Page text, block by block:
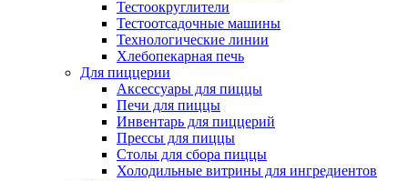
Тестоокруглители
Тестоотсадочные машины
Технологические линии
Хлебопекарная печь
Для пиццерии
Аксессуары для пиццы
Печи для пиццы
Инвентарь для пиццерий
Прессы для пиццы
Столы для сбора пиццы
Холодильные витрины для ингредиентов